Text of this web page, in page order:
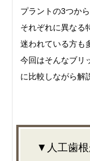
プラントの3つか
それぞれに異なる
迷われている方も
今回はそんなブリ
に比較しながら解
▼人工歯根